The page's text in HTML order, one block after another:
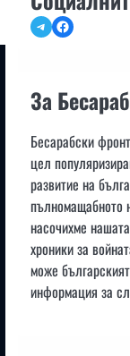
TelegramFacebook
За
Бесарабски
цел
развитие на
пълномащабното
насочихме
хроники за
може
информация за